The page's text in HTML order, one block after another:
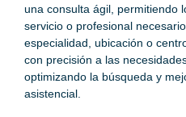
una consulta ágil, permitiendo
servicio o profesional
especialidad, ubicación o
con precisión a las
optimizando la búsqueda y
asistencial.